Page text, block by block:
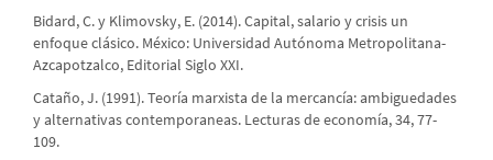
Bidard, C. y Klimovsky, E. (2014). Capital, salario y crisis un
enfoque clásico. México: Universidad Autónoma Metropolitana-
Azcapotzalco, Editorial Siglo XXI.
Cataño, J. (1991). Teoría marxista de la mercancía: ambiguedades
y alternativas contemporaneas. Lecturas de economía, 34, 77-
109.